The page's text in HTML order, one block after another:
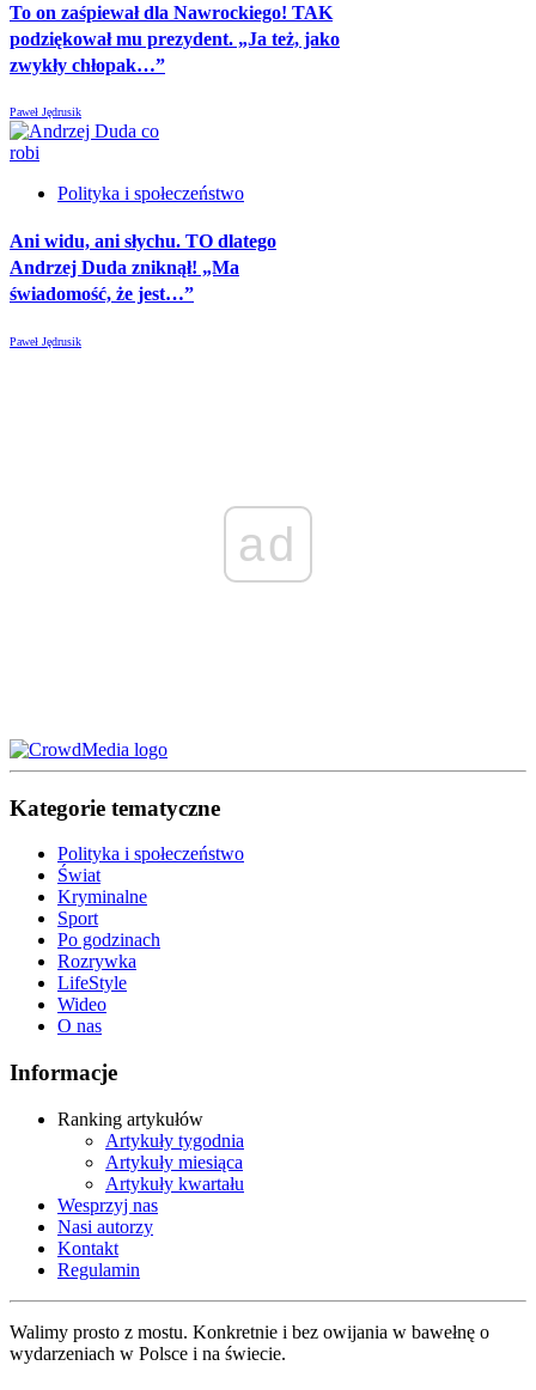
To on zaśpiewał dla Nawrockiego! TAK
podziękował mu prezydent. „Ja też, jako
zwykły chłopak…”
Paweł Jędrusik
Polityka i społeczeństwo
Ani widu, ani słychu. TO dlatego
Andrzej Duda zniknął! „Ma
świadomość, że jest…”
Paweł Jędrusik
ad
Kategorie tematyczne
Polityka i społeczeństwo
Świat
Kryminalne
Sport
Po godzinach
Rozrywka
LifeStyle
Wideo
O nas
Informacje
Ranking artykułów
Artykuły tygodnia
Artykuły miesiąca
Artykuły kwartału
Wesprzyj nas
Nasi autorzy
Kontakt
Regulamin
Walimy prosto z mostu. Konkretnie i bez owijania w bawełnę o
wydarzeniach w Polsce i na świecie.